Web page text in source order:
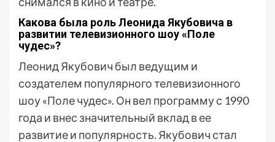
Какова была роль Леонида Якубовича в
развитии телевизионного шоу «Поле
чудес»?
Леонид Якубович был ведущим и
создателем популярного телевизионного
шоу «Поле чудес». Он вел программу с 1990
года и внес значительный вклад в ее
развитие и популярность. Якубович стал